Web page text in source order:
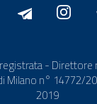
- Direttore
Milano n° 14772/
2019